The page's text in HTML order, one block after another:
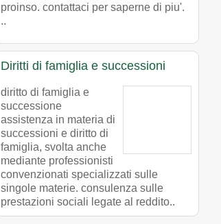
proinso. contattaci per saperne di piu'.
..
Diritti di famiglia e successioni
diritto di famiglia e
successione
assistenza in materia di
successioni e diritto di
famiglia, svolta anche
mediante professionisti
convenzionati specializzati sulle
singole materie. consulenza sulle
prestazioni sociali legate al reddito..